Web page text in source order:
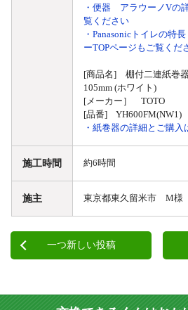
・便器 アラウーノVの
覧ください
・Panasonicトイレの特
ーTOPページもご覧くだ
[商品名] 棚付二連紙巻
105mm (ホワイト)
[メーカー］ TOTO
[品番] YH600FM(NW1)
・紙巻器の詳細とご購
施工時間 約6時間
施主 東京都東久留米市 M様
一つ新しい投稿